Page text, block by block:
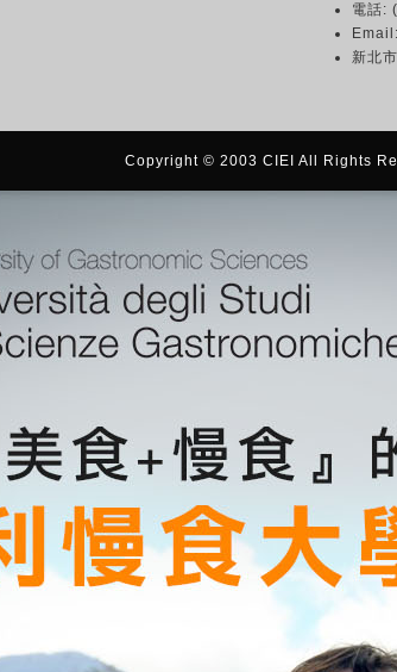
電話:
新北
Copyright © 2003 CIEI All Rights